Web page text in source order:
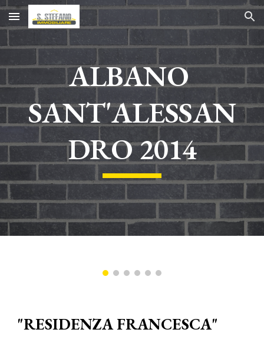
Skip to main content Skip to navigation
ALBANO
SANT'ALESSAN
DRO 2014
"RESIDENZA FRANCESCA"